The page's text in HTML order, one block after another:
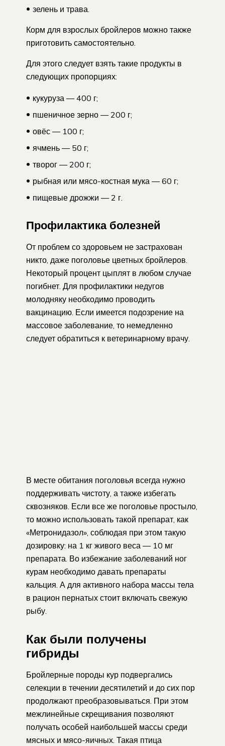
зелень и трава.
Корм для взрослых бройлеров можно также
приготовить самостоятельно.
Для этого следует взять такие продукты в
следующих пропорциях:
кукуруза — 400 г;
пшеничное зерно — 200 г;
овёс — 100 г;
ячмень — 50 г;
творог — 200 г;
рыбная или мясо-костная мука — 60 г;
пищевые дрожжи — 2 г.
Профилактика болезней
От проблем со здоровьем не застрахован
никто, даже поголовье цветных бройлеров.
Некоторый процент цыплят в любом случае
погибнет. Для профилактики недугов
молодняку необходимо проводить
вакцинацию. Если имеется подозрение на
массовое заболевание, то немедленно
следует обратиться к ветеринарному врачу.
В месте обитания поголовья всегда нужно
поддерживать чистоту, а также избегать
сквозняков. Если все же поголовье простыло,
то можно использовать такой препарат, как
«Метронидазол», соблюдая при этом такую
дозировку: на 1 кг живого веса — 10 мг
препарата. Во избежание заболеваний ног
курам необходимо давать препараты
кальция. А для активного набора массы тела
в рацион пернатых стоит включать свежую
рыбу.
Как были получены
гибриды
Бройлерные породы кур подвергались
селекции в течении десятилетий и до сих пор
продолжают преобразовываться. При этом
межлинейные скрещивания позволяют
получать особей наибольшей массы среди
мясных и мясо-яичных. Такая птица